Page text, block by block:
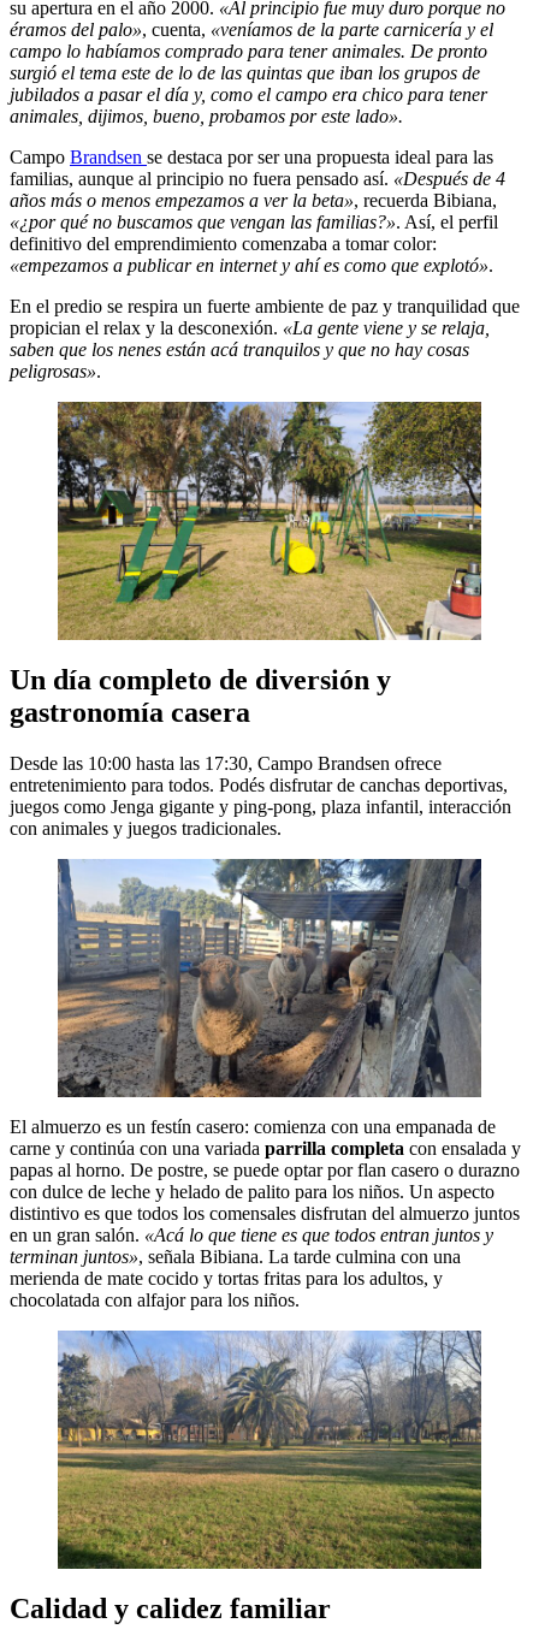
su apertura en el año 2000. «Al principio fue muy duro porque no
éramos del palo», cuenta, «veníamos de la parte carnicería y el
campo lo habíamos comprado para tener animales. De pronto
surgió el tema este de lo de las quintas que iban los grupos de
jubilados a pasar el día y, como el campo era chico para tener
animales, dijimos, bueno, probamos por este lado».
Campo Brandsen se destaca por ser una propuesta ideal para las
familias, aunque al principio no fuera pensado así. «Después de 4
años más o menos empezamos a ver la beta», recuerda Bibiana,
«¿por qué no buscamos que vengan las familias?». Así, el perfil
definitivo del emprendimiento comenzaba a tomar color:
«empezamos a publicar en internet y ahí es como que explotó».
En el predio se respira un fuerte ambiente de paz y tranquilidad que
propician el relax y la desconexión. «La gente viene y se relaja,
saben que los nenes están acá tranquilos y que no hay cosas
peligrosas».
Un día completo de diversión y
gastronomía casera
Desde las 10:00 hasta las 17:30, Campo Brandsen ofrece
entretenimiento para todos. Podés disfrutar de canchas deportivas,
juegos como Jenga gigante y ping-pong, plaza infantil, interacción
con animales y juegos tradicionales.
El almuerzo es un festín casero: comienza con una empanada de
carne y continúa con una variada parrilla completa con ensalada y
papas al horno. De postre, se puede optar por flan casero o durazno
con dulce de leche y helado de palito para los niños. Un aspecto
distintivo es que todos los comensales disfrutan del almuerzo juntos
en un gran salón. «Acá lo que tiene es que todos entran juntos y
terminan juntos», señala Bibiana. La tarde culmina con una
merienda de mate cocido y tortas fritas para los adultos, y
chocolatada con alfajor para los niños.
Calidad y calidez familiar